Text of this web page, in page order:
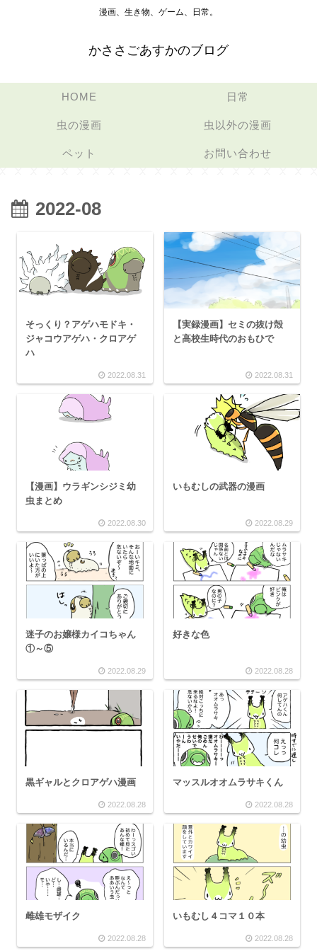
漫画、生き物、ゲーム、日常。
かささごあすかのブログ
HOME 日常
虫の漫画 虫以外の漫画
ペット お問い合わせ
2022-08
そっくり？アゲハモドキ・
ジャコウアゲハ・クロアゲ
ハ
2022.08.31
【実録漫画】セミの抜け殻
と高校生時代のおもひで
2022.08.31
【漫画】ウラギンシジミ幼
虫まとめ
2022.08.30
いもむしの武器の漫画
2022.08.29
迷子のお嬢様カイコちゃん
①～⑤
2022.08.29
好きな色
2022.08.28
黒ギャルとクロアゲハ漫画
2022.08.28
マッスルオオムラサキくん
2022.08.28
雌雄モザイク
2022.08.28
いもむし４コマ１０本
2022.08.28